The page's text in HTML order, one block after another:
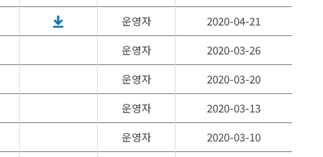
운영자
2020-04-21
운영자
2020-03-26
운영자
2020-03-20
운영자
2020-03-13
운영자 2020-03-10